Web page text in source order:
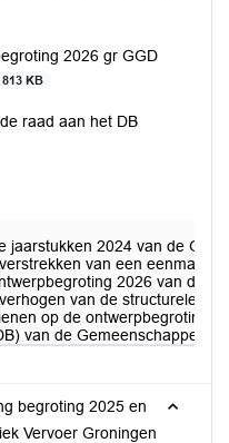
2026 gr GGD
813 KB
raad aan het DB
jaarstukken 2024 van de
van een
2026 van de
van de structurele
op de ontwerpbegroting
van de
begroting 2025 en
Vervoer Groningen